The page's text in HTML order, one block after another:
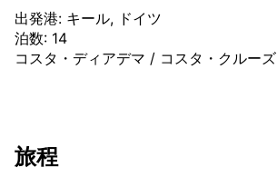
出発港: キール, ドイツ
泊数: 14
コスタ・ディアデマ / コスタ・クルーズ
旅程